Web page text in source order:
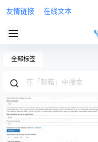
友情链接 在线文本
全部标签